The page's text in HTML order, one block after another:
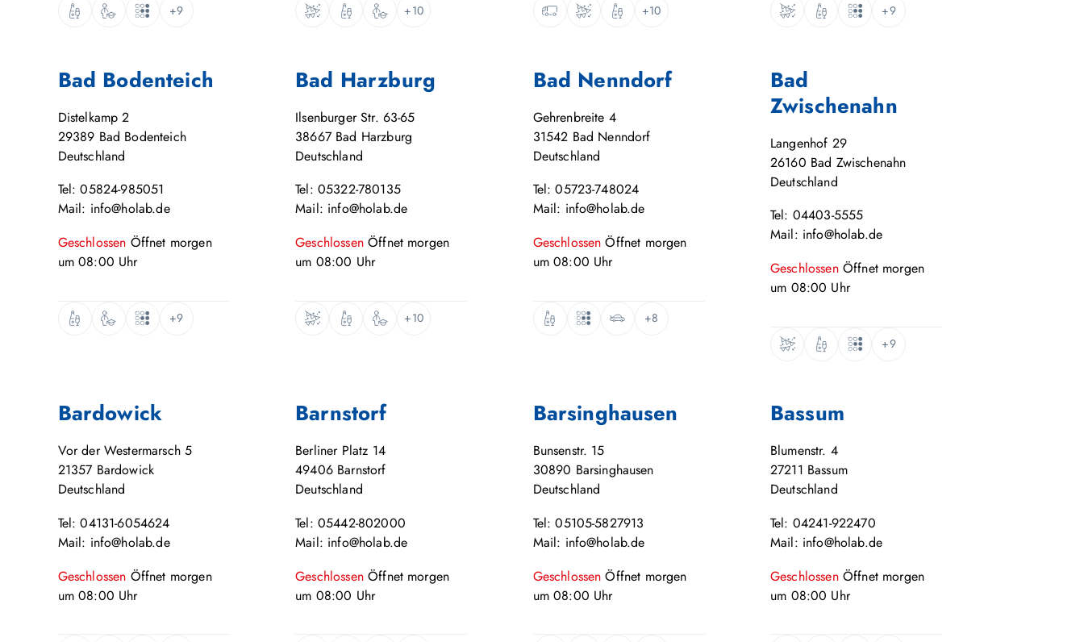
+9 +10 +10 +9
Bad Bodenteich
Distelkamp 2
29389 Bad Bodenteich
Deutschland
Tel: 05824-985051
Mail: info@holab.de
Geschlossen Öffnet morgen
um08:00 Uhr
+9
Bad Harzburg
Ilsenburger Str. 63-65
38667 Bad Harzburg
Deutschland
Tel: 05322-780135
Mail: info@holab.de
GeschlossenÖffnet morgen
um 08:00 Uhr
+10
Bad Nenndorf
Gehrenbreite 4
31542 Bad Nenndorf
Deutschland
Tel: 05723-748024
Mail: info@holab.de
GeschlossenÖffnet morgen
um08:00 Uhr
+8
Bad
Zwischenahn
Langenhof 29
26160 Bad Zwischenahn
Deutschland
Tel: 04403-5555
Mail: info@holab.de
Geschlossen Öffnet morgen
um 08:00 Uhr
+9
Bardowick
Vor der Westermarsch 5
21357 Bardowick
Deutschland
Tel: 04131-6054624
Mail: info@holab.de
Geschlossen Öffnet morgen
um08:00 Uhr
Barnstorf
Berliner Platz 14
49406 Barnstorf
Deutschland
Tel: 05442-802000
Mail: info@holab.de
GeschlossenÖffnet morgen
um 08:00 Uhr
Barsinghausen
Bunsenstr. 15
30890 Barsinghausen
Deutschland
Tel: 05105-5827913
Mail: info@holab.de
GeschlossenÖffnet morgen
um08:00 Uhr
Bassum
Blumenstr. 4
27211 Bassum
Deutschland
Tel: 04241-922470
Mail: info@holab.de
Geschlossen Öffnet morgen
um 08:00 Uhr